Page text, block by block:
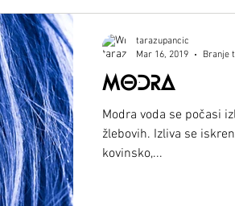
MODRA
Modra voda se počasi
žlebovih. Izliva se
kovinsko,...
tarazupancic
Mar 16, 2019
Branje